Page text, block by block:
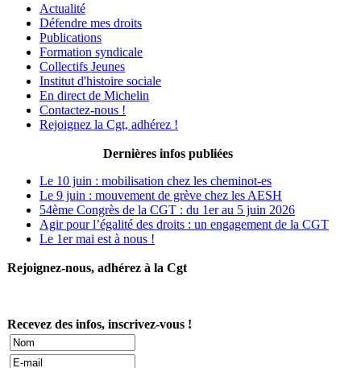
Actualité
Défendre mes droits
Publications
Formation syndicale
Collectifs Jeunes
Institut d'histoire sociale
En direct de Michelin
Contactez-nous !
Rejoignez la Cgt, adhérez !
Dernières infos publiées
Le 10 juin : mobilisation chez les cheminot-es
Le 9 juin : mouvement de grève chez les AESH
54ème Congrès de la CGT : du 1er au 5 juin 2026
Agir pour l’égalité des droits : un engagement de la CGT
Le 1er mai est à nous !
Rejoignez-nous, adhérez à la Cgt
Recevez des infos, inscrivez-vous !